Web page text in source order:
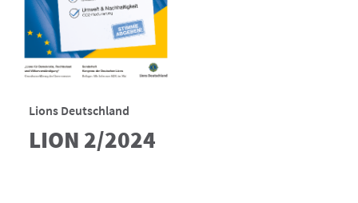
Lions Deutschland
LION 2/2024